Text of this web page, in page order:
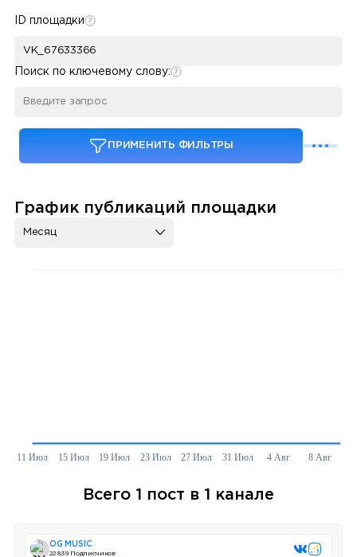
ID площадки
Поиск по ключевому слову:
ПРИМЕНИТЬ ФИЛЬТРЫ
График публикаций площадки
Месяц
Всего 1 пост в 1 канале
OG MUSIC
22 839 Подписчиков